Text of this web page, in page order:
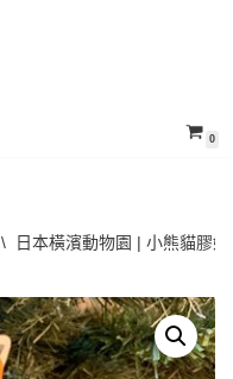
0
\ 日本橫濱動物園 | 小熊貓膠